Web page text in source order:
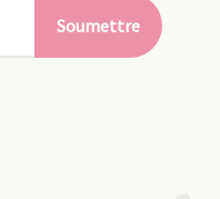
Soumettre